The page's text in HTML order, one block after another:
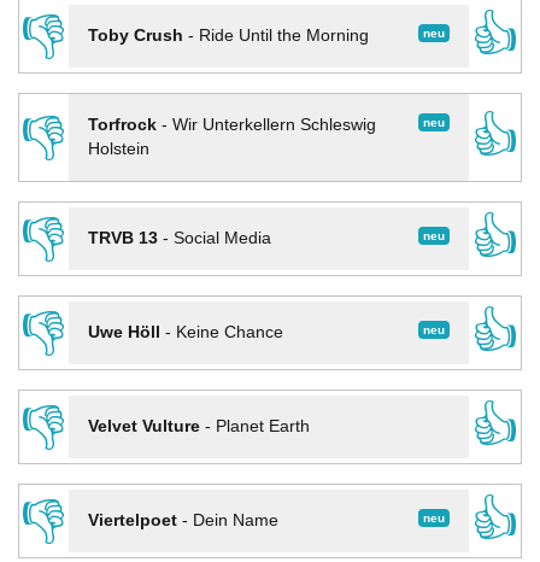
👎
neu
Toby Crush - Ride Until the Morning
👍
👎
neu
Torfrock- Wir Unterkellern Schleswig
Holstein
👍
👎
neu
TRVB 13- Social Media
👍
👎
neu
Uwe Höll - Keine Chance
👍
👎
Velvet Vulture- Planet Earth
👍
👎
neu
Viertelpoet- Dein Name
👍